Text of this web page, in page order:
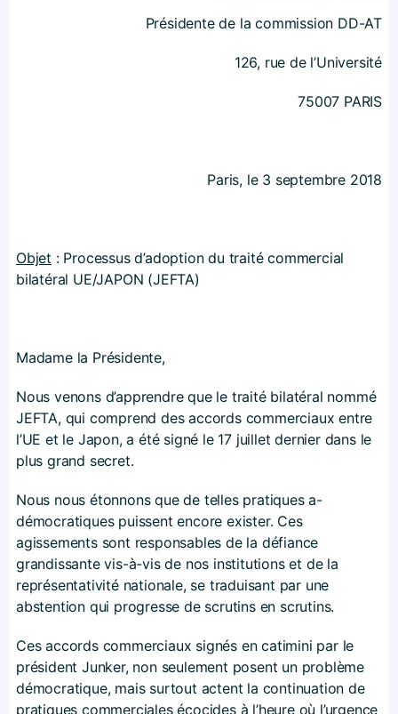
Présidente de la commission DD-AT
126, rue de l’Université
75007 PARIS
Paris, le 3 septembre 2018
Objet : Processus d’adoption du traité commercial
bilatéral UE/JAPON (JEFTA)
Madame la Présidente,
Nous venons d’apprendre que le traité bilatéral nommé
JEFTA, qui comprend des accords commerciaux entre
l’UE et le Japon, a été signé le 17 juillet dernier dans le
plus grand secret.
Nous nous étonnons que de telles pratiques a-
démocratiques puissent encore exister. Ces
agissements sont responsables de la défiance
grandissante vis-à-vis de nos institutions et de la
représentativité nationale, se traduisant par une
abstention qui progresse de scrutins en scrutins.
Ces accords commerciaux signés en catimini par le
président Junker, non seulement posent un problème
démocratique, mais surtout actent la continuation de
pratiques commerciales écocides à l’heure où l’urgence